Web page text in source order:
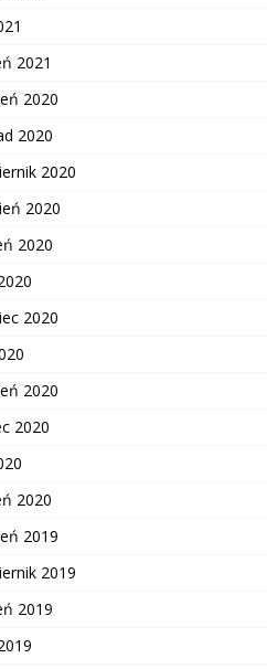
2021
2020
2020
2020
2020
2020
2020
2020
2020
2020
2019
2019
2019